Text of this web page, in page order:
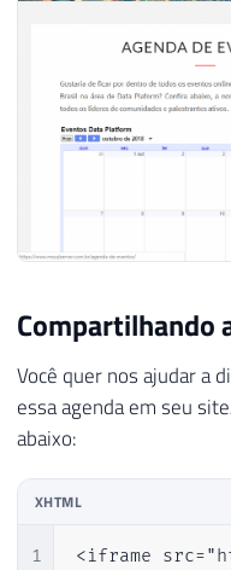
Compartilhando
Você quer nos ajudar a
essa agenda em seu
abaixo:
XHTML
1 <iframe